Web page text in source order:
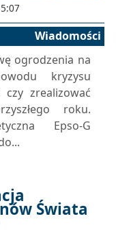
Wiadomości
ogrodzenia na
kryzysu
czy zrealizować
roku.
Epso-G
Świata